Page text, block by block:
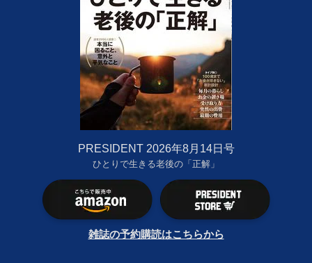
PRESIDENT 2026年8月14日号
ひとりで生きる老後の「正解」
雑誌の予約購読はこちらから